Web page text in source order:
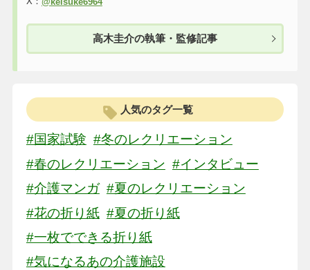
高木圭介の執筆・監修記事
人気のタグ一覧
#国家試験 #冬のレクリエーション
#春のレクリエーション #インタビュー
#介護マンガ #夏のレクリエーション
#花の折り紙 #夏の折り紙
#一枚でできる折り紙
#気になるあの介護施設